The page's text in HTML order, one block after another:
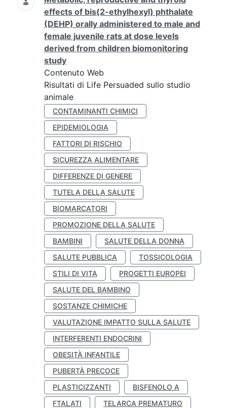
effects of bis(2-ethylhexyl) phthalate
(DEHP) orally administered to male and
female juvenile rats at dose levels
derived from children biomonitoring
study
Contenuto Web
Risultati di Life Persuaded sullo studio
animale
CONTAMINANTI CHIMICI
EPIDEMIOLOGIA
FATTORI DI RISCHIO
SICUREZZA ALIMENTARE
DIFFERENZE DI GENERE
TUTELA DELLA SALUTE
BIOMARCATORI
PROMOZIONE DELLA SALUTE
BAMBINI
SALUTE DELLA DONNA
SALUTE PUBBLICA
TOSSICOLOGIA
STILI DI VITA
PROGETTI EUROPEI
SALUTE DEL BAMBINO
SOSTANZE CHIMICHE
VALUTAZIONE IMPATTO SULLA SALUTE
INTERFERENTI ENDOCRINI
OBESITÀ INFANTILE
PUBERTÀ PRECOCE
PLASTICIZZANTI
BISFENOLO A
FTALATI
TELARCA PREMATURO